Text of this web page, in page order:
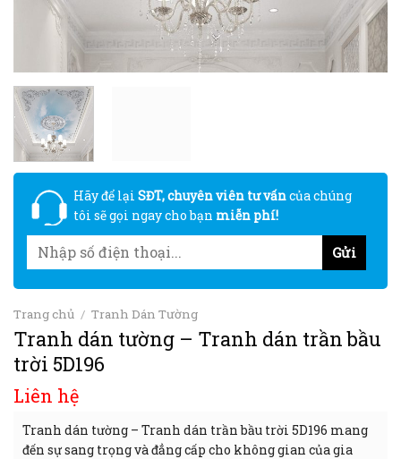
Hãy để lại SĐT, chuyên viên tư vấncủa chúng
tôi sẽ gọi ngay cho bạn miễn phí!
Trang chủ / Tranh Dán Tường
Tranh dán tường – Tranh dán trần bầu
trời 5D196
Liên hệ
Tranh dán tường – Tranh dán trần bầu trời 5D196 mang
đến sự sang trọng và đẳng cấp cho không gian của gia